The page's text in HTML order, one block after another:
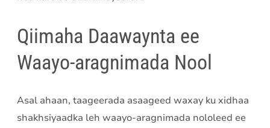
Qiimaha Daawaynta ee
Waayo-aragnimada Nool
Asal ahaan, taageerada asaageed waxay ku xidhaa
shakhsiyaadka leh waayo-aragnimada nololeed ee